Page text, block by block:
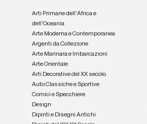
Arti Primarie dell'Africa e
dell'Oceania
Arte Moderna e Contemporanea
Argenti da Collezione
Arte Marinara e Imbarcazioni
Arte Orientale
Arti Decorative del XX secolo
Auto Classiche e Sportive
Cornici e Specchiere
Design
Dipinti e Disegni Antichi